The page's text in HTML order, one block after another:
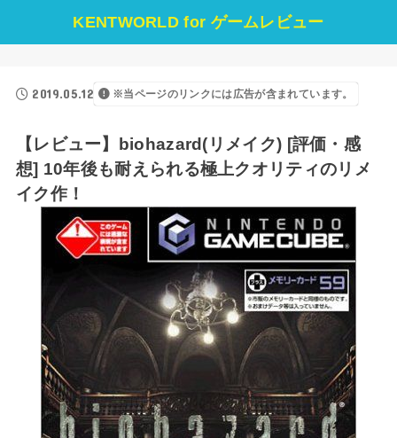
KENTWORLD for ゲームレビュー
2019.05.12 ※当ページのリンクには広告が含まれています。
【レビュー】biohazard(リメイク) [評価・感
想] 10年後も耐えられる極上クオリティのリメ
イク作！